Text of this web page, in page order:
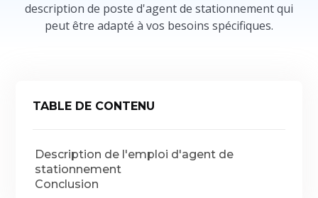
description de poste d'agent de stationnement qui
peut être adapté à vos besoins spécifiques.
TABLE DE CONTENU
Description de l'emploi d'agent de
stationnement
Conclusion